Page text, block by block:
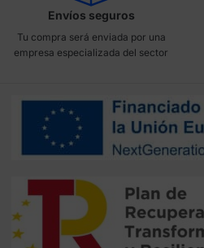
Envíos seguros
Tu compra será enviada por una
empresa especializada del sector